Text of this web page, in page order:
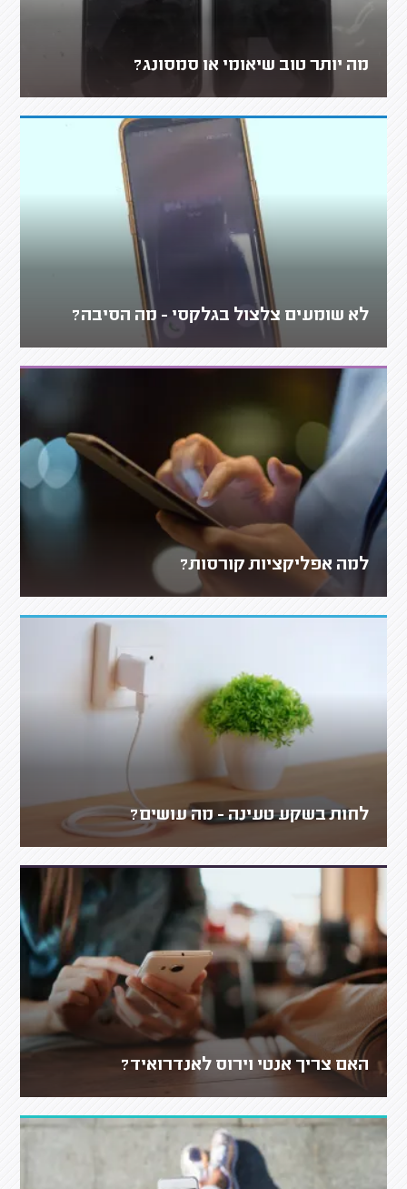
מה יותר טוב שיאומי או סמסונג?
לא שומעים צלצול בגלקסי - מה הסיבה?
למה אפליקציות קורסות?
לחות בשקע טעינה - מה עושים?
האם צריך אנטי וירוס לאנדרואיד?